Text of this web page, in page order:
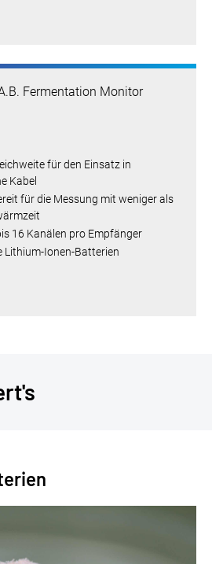
für den Einsatz in
Kabel
für die Messung mit weniger als
16 Kanälen pro Empfänger
Lithium-Ionen-Batterien